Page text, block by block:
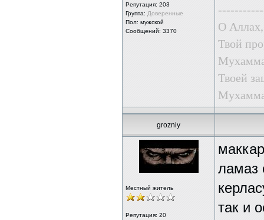
Репутация: 203
Группа: Доверенные
Пол: мужской
Сообщений: 3370
О Аллах,
Твой
Твоей
grozniy
Местный житель
Репутация: 20
ламаз
так и